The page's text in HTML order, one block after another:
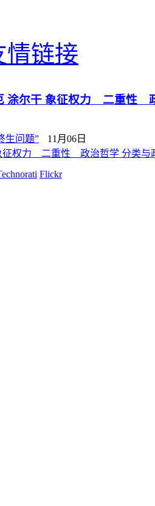
情链接
涂尔干 象征权力 二重性
生问题”
11月06日
征权力 二重性 政治哲学 分类与
Flickr